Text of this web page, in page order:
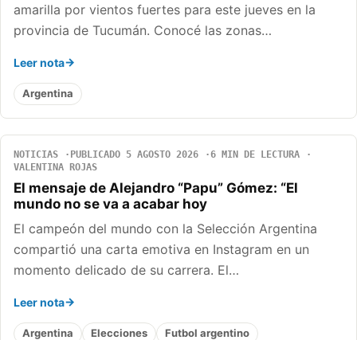
amarilla por vientos fuertes para este jueves en la
provincia de Tucumán. Conocé las zonas…
Leer nota
Argentina
NOTICIAS PUBLICADO 5 AGOSTO 2026
6 MIN DE LECTURA
VALENTINA ROJAS
El mensaje de Alejandro “Papu” Gómez: “El
mundo no se va a acabar hoy
El campeón del mundo con la Selección Argentina
compartió una carta emotiva en Instagram en un
momento delicado de su carrera. El…
Leer nota
Argentina Elecciones Futbol argentino